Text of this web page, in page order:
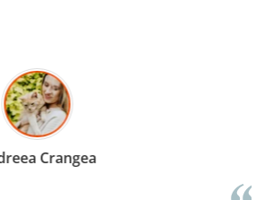
Madalina Stancea